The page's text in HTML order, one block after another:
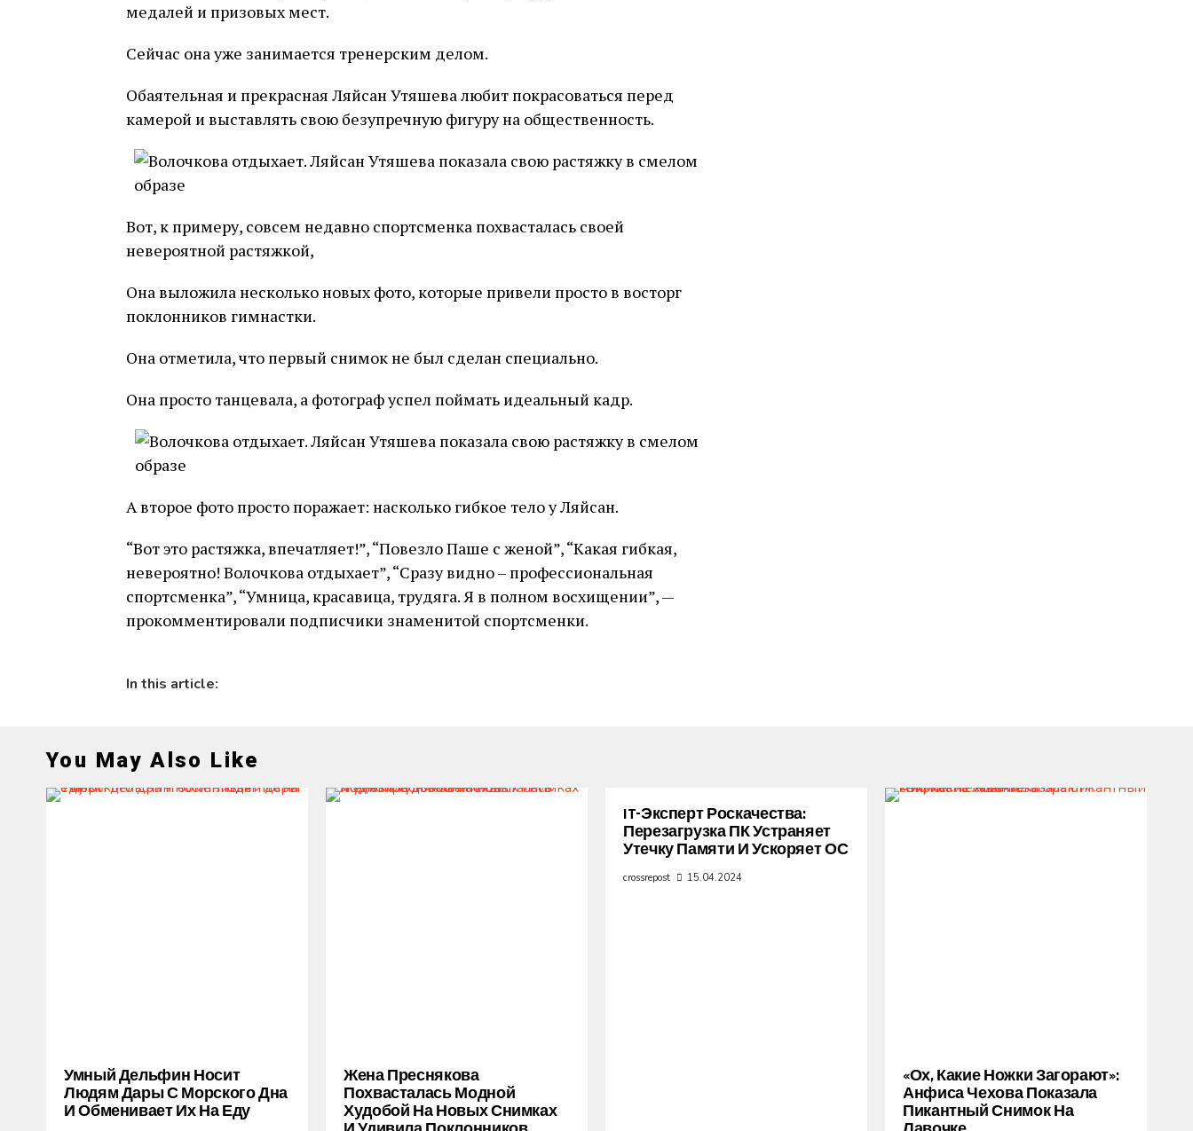
медалей и призовых мест.
Сейчас она уже занимается тренерским делом.
Обаятельная и прекрасная Ляйсан Утяшева любит покрасоваться перед
камерой и выставлять свою безупречную фигуру на общественность.
Вот, к примеру, совсем недавно спортсменка похвасталась своей
невероятной растяжкой,
Она выложила несколько новых фото, которые привели просто в восторг
поклонников гимнастки.
Она отметила, что первый снимок не был сделан специально.
Она просто танцевала, а фотограф успел поймать идеальный кадр.
А второе фото просто поражает: насколько гибкое тело у Ляйсан.
“Вот это растяжка, впечатляет!”, “Повезло Паше с женой”, “Какая гибкая,
невероятно! Волочкова отдыхает”, “Сразу видно – профессиональная
спортсменка”, “Умница, красавица, трудяга. Я в полном восхищении”, —
прокомментировали подписчики знаменитой спортсменки.
In this article:
You May Also Like
Умный Дельфин Носит
Людям Дары С Морского Дна
И Обменивает Их На Еду
Жена Преснякова
Похвасталась Модной
Худобой На Новых Снимках
IT-Эксперт Роскачества:
Перезагрузка ПК Устраняет
Утечку Памяти И Ускоряет ОС
crossrepost 15.04.2024
«Ох, Какие Ножки Загорают»:
Анфиса Чехова Показала
Пикантный Снимок На